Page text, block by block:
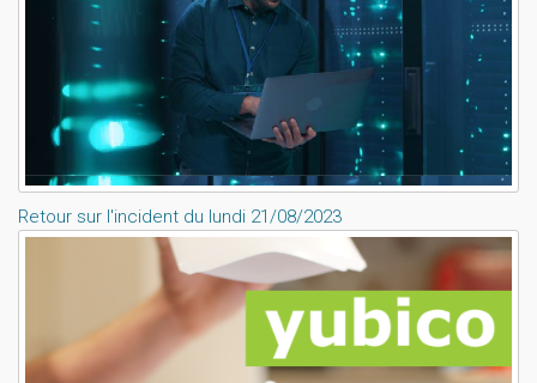
Retour sur l'incident du lundi 21/08/2023